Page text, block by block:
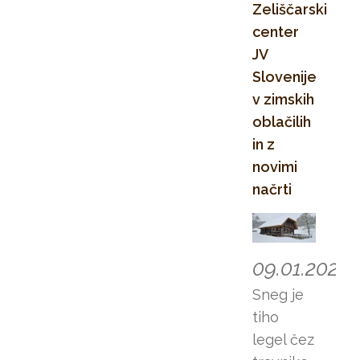
Bela krajina za
sofinanciranje
projektov iz
kmetijskega
sklada za
razvoj
podeželja. Na
podlagi
odobrenih
sredstev
pričenjamo z
izvajanjem
aktivnosti
projekta
Trajnost
Zeliščarskega
centra, ki
bodo
Zeliščarski
center
JV
Slovenije
v zimskih
oblačilih
in z
novimi
načrti
09.01.2026
Sneg je
tiho
legel čez